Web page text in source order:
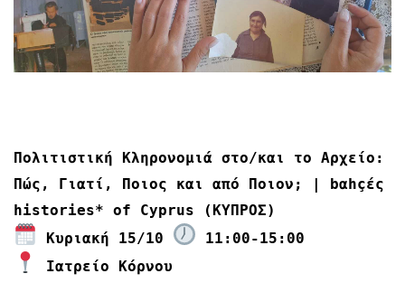
Πολιτιστική Κληρονομιά στο/και το Αρχείο:
Πώς, Γιατί, Ποιος και από Ποιον; | bαhçές
histories* of Cyprus (ΚΥΠΡΟΣ)
Κυριακή 15/10
11:00-15:00
Ιατρείο Κόρνου